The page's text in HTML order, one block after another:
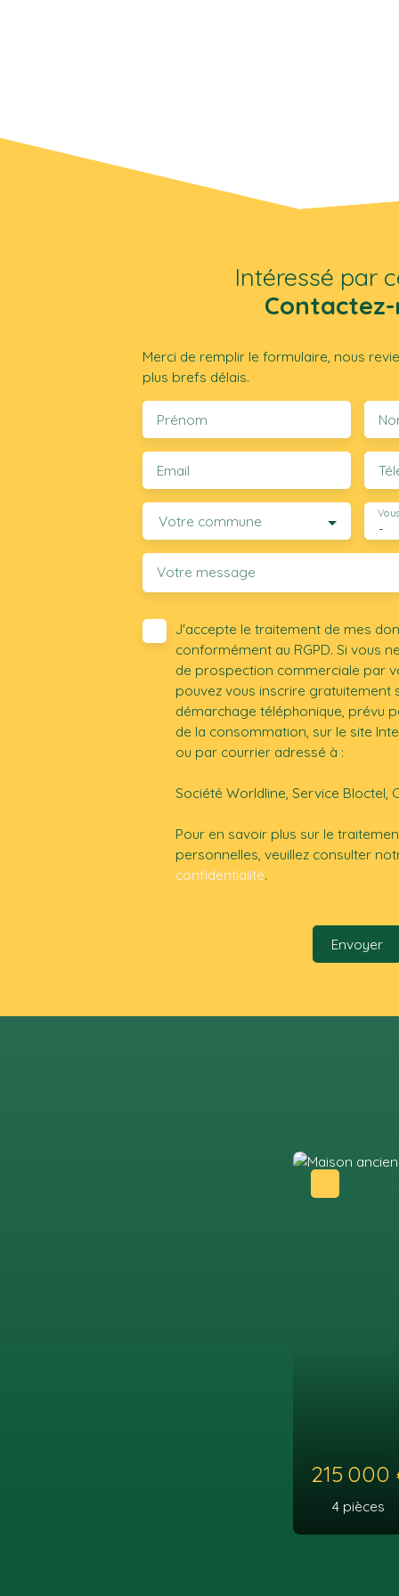
Intéressé par
Merci de remplir le formulaire, nous
plus brefs délais.
Prénom
Email
Votre commune -
Votre message
J'accepte le traitement de mes
conformément au RGPD. Si vous
de prospection commerciale par
pouvez vous inscrire gratuitement
démarchage téléphonique, prévu
de la consommation, sur le site
ou par courrier adressé à :
Société Worldline, Service Bloctel,
Pour en savoir plus sur le
personnelles, veuillez consulter
confidentialité.
Envoyer
231 000
5pièces